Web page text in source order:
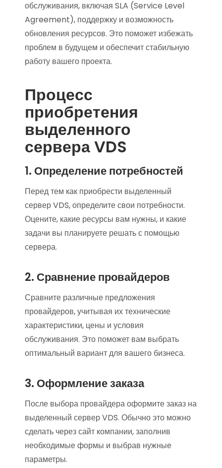
обслуживания, включая SLA (Service Level
Agreement), поддержку и возможность
обновления ресурсов. Это поможет избежать
проблем в будущем и обеспечит стабильную
работу вашего проекта.
Процесс
приобретения
выделенного
сервера VDS
1. Определение потребностей
Перед тем как приобрести выделенный
сервер VDS, определите свои потребности.
Оцените, какие ресурсы вам нужны, и какие
задачи вы планируете решать с помощью
сервера.
2. Сравнение провайдеров
Сравните различные предложения
провайдеров, учитывая их технические
характеристики, цены и условия
обслуживания. Это поможет вам выбрать
оптимальный вариант для вашего бизнеса.
3. Оформление заказа
После выбора провайдера оформите заказ на
выделенный сервер VDS. Обычно это можно
сделать через сайт компании, заполнив
необходимые формы и выбрав нужные
параметры.